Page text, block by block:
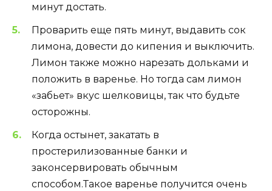
минут достать.
Проварить еще пять минут, выдавить сок
лимона, довести до кипения и выключить.
Лимон также можно нарезать дольками и
положить в варенье. Но тогда сам лимон
«забьет» вкус шелковицы, так что будьте
осторожны.
Когда остынет, закатать в
простерилизованные банки и
законсервировать обычным
способом.Такое варенье получится очень